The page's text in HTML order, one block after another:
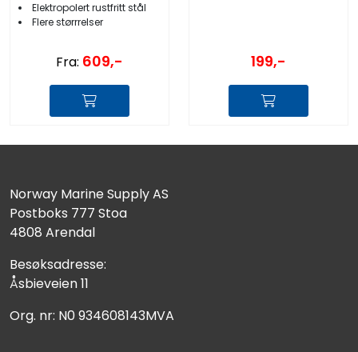
Elektropolert rustfritt stål
Flere størrrelser
Fra: 609,- 199,-
Norway Marine Supply AS
Postboks 777 Stoa
4808 Arendal
Besøksadresse:
Åsbieveien 11
Org. nr: N0 934608143MVA